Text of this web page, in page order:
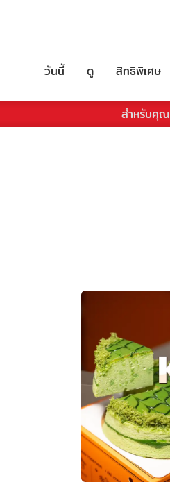
วันนี้ ดู สิทธิพิเศษ
สำหรับคุณ